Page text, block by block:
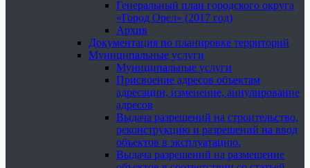
Генеральный план городского округа
«Город Орел» (2017 год)
Архив
Документация по планировке территорий
Муниципальные услуги
Муниципальные услуги
Присвоение адресов объектам
адресации, изменение, аннулирование
адресов
Выдача разрешений на строительство,
реконструкцию и разрешений на ввод
объектов в эксплуатацию.
Выдача разрешений на размещение